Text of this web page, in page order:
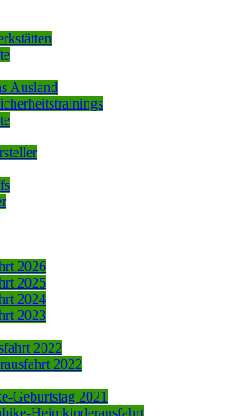
Ausland
2026
2025
2024
2023
2022
2022
Geburtstag 2021
Heimkinderausfahrt